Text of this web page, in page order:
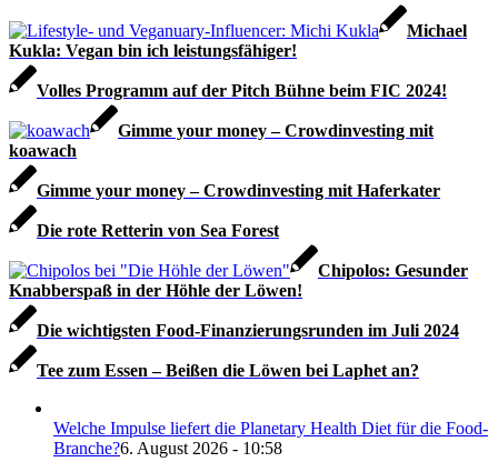
Michael
Kukla: Vegan bin ich leistungsfähiger!
Volles Programm auf der Pitch Bühne beim FIC 2024!
Gimme your money – Crowdinvesting mit
koawach
Gimme your money – Crowdinvesting mit Haferkater
Die rote Retterin von Sea Forest
Chipolos: Gesunder
Knabberspaß in der Höhle der Löwen!
Die wichtigsten Food-Finanzierungsrunden im Juli 2024
Tee zum Essen – Beißen die Löwen bei Laphet an?
Welche Impulse liefert die Planetary Health Diet für die Food-
Branche?6. August 2026 - 10:58